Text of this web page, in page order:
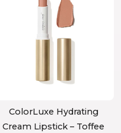
ColorLuxe Hydrating
Cream Lipstick – Toffee